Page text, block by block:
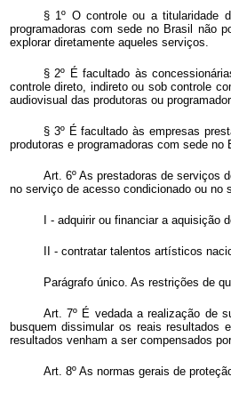
§ 1º O controle ou a titularidade
programadoras com sede no Brasil não
explorar diretamente aqueles serviços.
§ 2º É facultado às
controle direto, indireto ou sob controle
audiovisual das produtoras ou
§ 3º É facultado às empresas
produtoras e programadoras com sede
Art. 6º As prestadoras de serviços
no serviço de acesso condicionado ou no
I - adquirir ou financiar a
II - contratar talentos artísticos
Parágrafo único. As restrições de
Art. 7º É vedada a realização de
busquem dissimular os reais
resultados venham a ser compensados
Art. 8º As normas gerais de